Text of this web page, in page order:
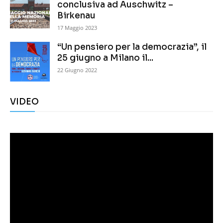
conclusiva ad Auschwitz –
Birkenau
17 Maggio 2023
“Un pensiero per la democrazia”, il
25 giugno a Milano il...
22 Giugno 2022
VIDEO